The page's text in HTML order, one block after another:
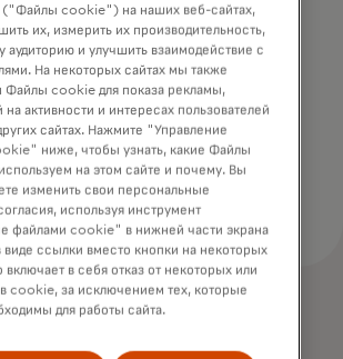
приложений
безопасно размещать
депозиты без сложной
с блокчейн-инфраструктурой.
("Файлы cookie") на наших веб-сайтах,
их, измерить их производительность,
аудиторию и улучшить взаимодействие с
На некоторых сайтах мы также
Файлы cookie для показа рекламы,
активности и интересах пользователей
сайтах. Нажмите "Управление
ниже, чтобы узнать, какие Файлы
на этом сайте и почему. Вы
изменить свои персональные
используя инструмент
файлами cookie" в нижней части экрана
виде ссылки вместо кнопки на некоторых
включает в себя отказ от некоторых или
cookie, за исключением тех, которые
для работы сайта.